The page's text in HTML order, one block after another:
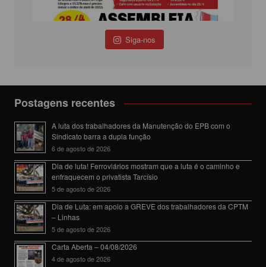
Siga-nos
Postagens recentes
A luta dos trabalhadores da Manutenção do EPB com o
Sindicato barra a dupla função
6 de agosto de 2026
Dia de luta! Ferroviários mostram que a luta é o caminho e
enfraquecem o privatista Tarcísio
5 de agosto de 2026
Dia de Luta: em apoio a GREVE dos trabalhadores da CPTM
– Linhas
5 de agosto de 2026
Carta Aberta – 04/08/2026
4 de agosto de 2026